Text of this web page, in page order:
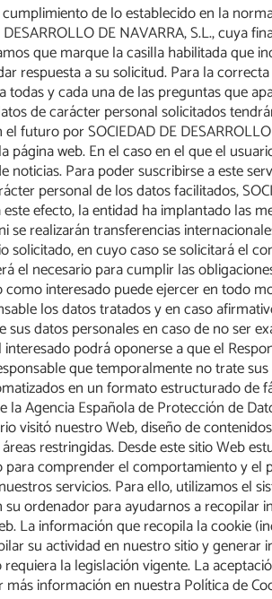
cumplimiento de lo establecido en la
DE NAVARRA, S.L., cuya
que marque la casilla habilitada que
respuesta a su solicitud. Para la
todas y cada una de las preguntas que
de carácter personal solicitados
por SOCIEDAD DE
web. En el caso en el que el
Para poder suscribirse a este
personal de los datos facilitados,
efecto, la entidad ha implantado las
realizarán transferencias
en cuyo caso se solicitará el
necesario para cumplir las
interesado puede ejercer en todo
los datos tratados y en caso
datos personales en caso de no ser
podrá oponerse a que el
que temporalmente no trate
en un formato estructurado de
Agencia Española de Protección de
visitó nuestro Web, diseño de
restringidas. Desde este sitio Web
comprender el comportamiento y el
servicios. Para ello, utilizamos el
ordenador para ayudarnos a recopilar
La información que recopila la cookie
su actividad en nuestro sitio y
la legislación vigente. La
información en nuestra Política de